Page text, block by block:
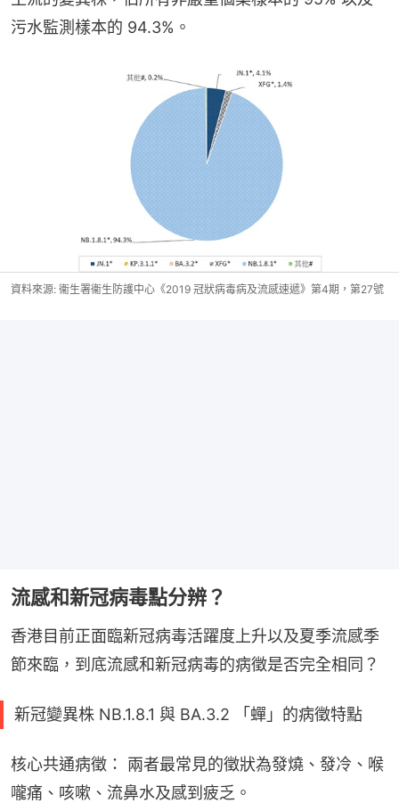
污水監測樣本的 94.3%。
資料來源: 衞生署衞生防護中心《2019 冠狀病毒病及流感速遞》第4期，第27號
流感和新冠病毒點分辨？
香港目前正面臨新冠病毒活躍度上升以及夏季流感季
節來臨，到底流感和新冠病毒的病徵是否完全相同？
新冠變異株 NB.1.8.1 與 BA.3.2 「蟬」的病徵特點
核心共通病徵： 兩者最常見的徵狀為發燒、發冷、喉
嚨痛、咳嗽、流鼻水及感到疲乏。